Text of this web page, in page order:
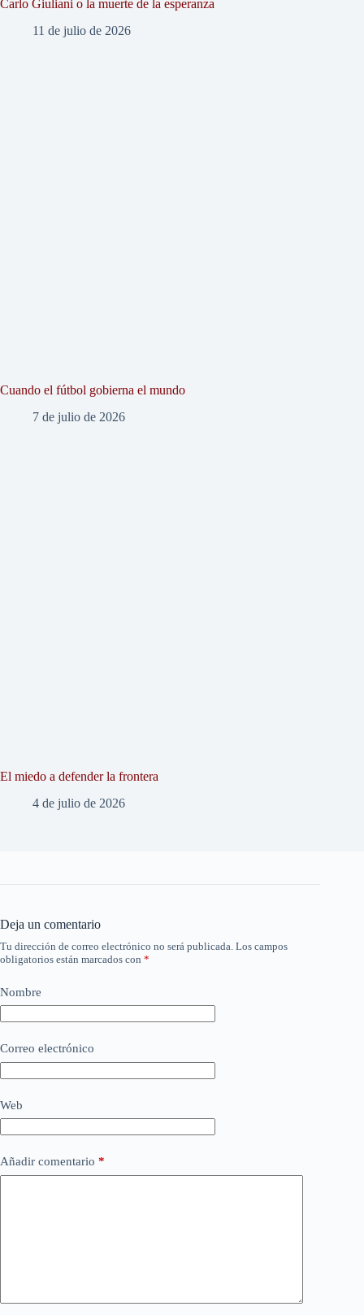
Carlo Giuliani o la muerte de la esperanza
11 de julio de 2026
Cuando el fútbol gobierna el mundo
7 de julio de 2026
El miedo a defender la frontera
4 de julio de 2026
Deja un comentario
Tu dirección de correo electrónico no será publicada. Los campos
obligatorios están marcados con *
Nombre
Correo electrónico
Web
Añadir comentario *